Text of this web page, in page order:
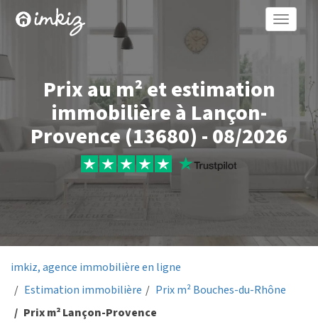
Toggle
Prix au m² et estimation
immobilière à Lançon-
Provence (13680) - 08/2026
imkiz, agence immobilière en ligne
Estimation immobilière
Prix m² Bouches-du-Rhône
Prix m² Lançon-Provence